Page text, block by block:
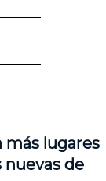
más lugares
nuevas de